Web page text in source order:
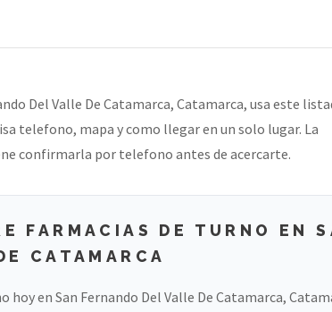
Del Valle De Catamarca, Catamarca, usa este
telefono, mapa y como llegar en un solo lugar. La
confirmarla por telefono antes de acercarte.
FARMACIAS DE TURNO EN
CATAMARCA
en San Fernando Del Valle De Catamarca,